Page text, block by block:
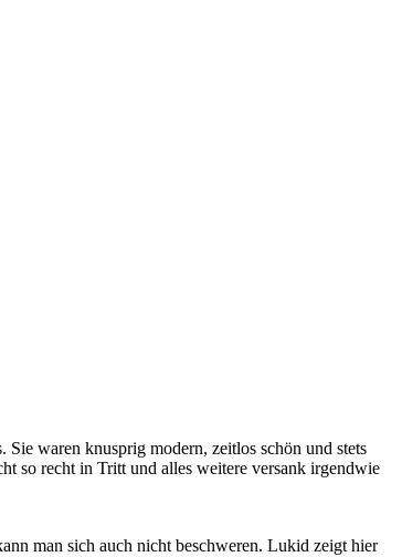
waren knusprig modern, zeitlos schön und stets
so recht in Tritt und alles weitere versank irgendwie
man sich auch nicht beschweren. Lukid zeigt hier